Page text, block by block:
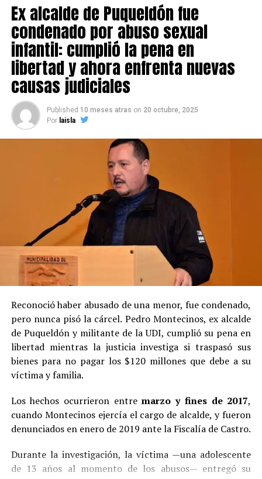
Ex alcalde de Puqueldón fue
condenado por abuso sexual
infantil: cumplió la pena en
libertad y ahora enfrenta nuevas
causas judiciales
Published 10 meses atras on 20 octubre, 2025
Por laisla
Reconoció haber abusado de una menor, fue condenado,
pero nunca pisó la cárcel. Pedro Montecinos, ex alcalde
de Puqueldón y militante de la UDI, cumplió su pena en
libertad mientras la justicia investiga si traspasó sus
bienes para no pagar los $120 millones que debe a su
víctima y familia.
Los hechos ocurrieron entremarzo y fines de 2017,
cuando Montecinos ejercía el cargo de alcalde, y fueron
denunciados en enero de 2019 ante la Fiscalía de Castro.
Durante la investigación, la víctima —una adolescente
de 13 años al momento de los abusos— entregó su